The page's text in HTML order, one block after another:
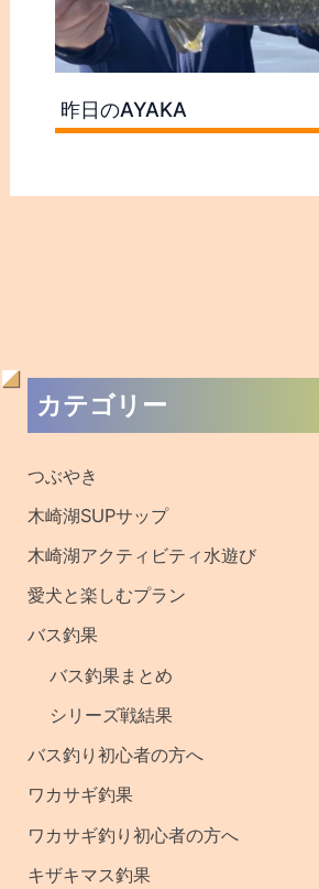
昨日のAYAKA
カテゴリー
つぶやき
木崎湖SUPサップ
木崎湖アクティビティ水遊び
愛犬と楽しむプラン
バス釣果
バス釣果まとめ
シリーズ戦結果
バス釣り初心者の方へ
ワカサギ釣果
ワカサギ釣り初心者の方へ
キザキマス釣果
去
・
釣
果